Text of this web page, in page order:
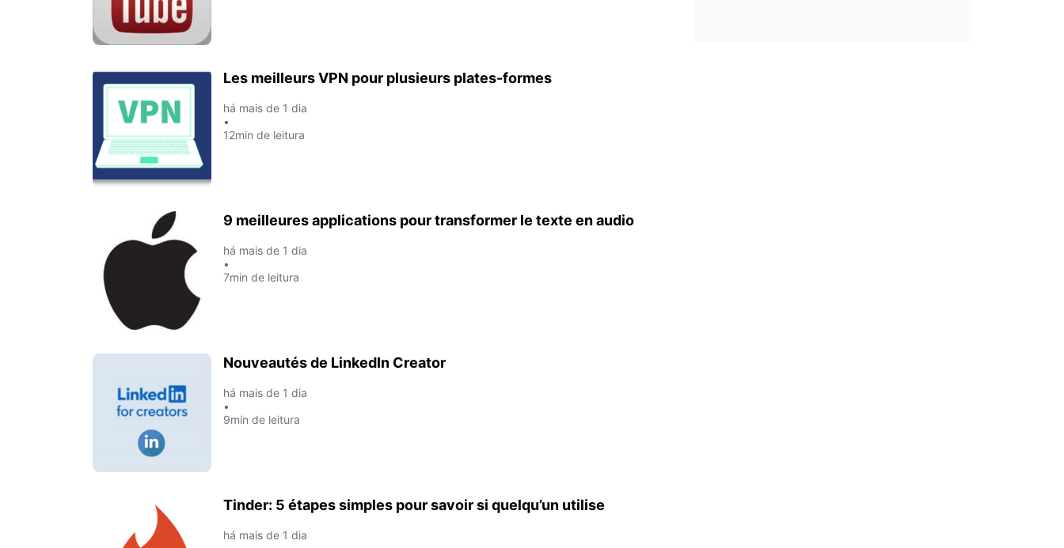
Les meilleurs VPN pour plusieurs plates-formes
há mais de 1 dia
•
12min de leitura
9 meilleures applications pour transformer le texte en audio
há mais de 1 dia
•
7min de leitura
Nouveautés de LinkedIn Creator
há mais de 1 dia
•
9min de leitura
Tinder: 5 étapes simples pour savoir si quelqu’un utilise
há mais de 1 dia